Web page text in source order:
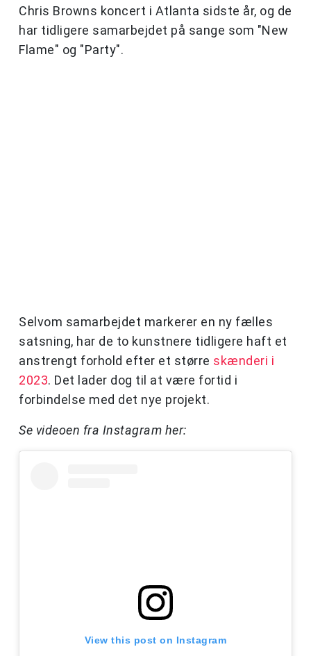
Chris Browns koncert i Atlanta sidste år, og de
har tidligere samarbejdet på sange som "New
Flame" og "Party".
Selvom samarbejdet markerer en ny fælles
satsning, har de to kunstnere tidligere haft et
anstrengt forhold efter et større skænderi i
2023. Det lader dog til at være fortid i
forbindelse med det nye projekt.
Se videoen fra Instagram her:
View this post on Instagram